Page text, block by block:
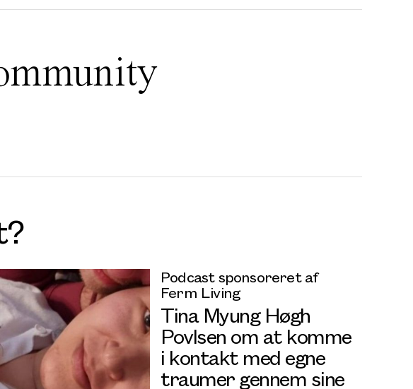
Podcast sponsoreret af
Ferm Living
Tina Myung Høgh
Povlsen om at komme
i kontakt med egne
traumer gennem sine